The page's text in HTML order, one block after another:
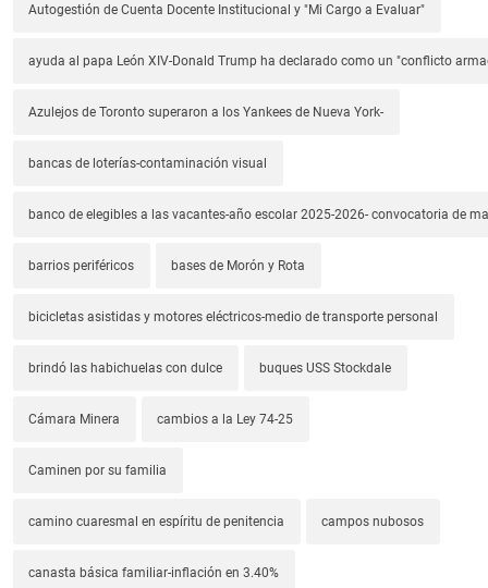
Autogestión de Cuenta Docente Institucional y "Mi Cargo a Evaluar"
ayuda al papa León XIV-Donald Trump ha declarado como un "conflicto
Azulejos de Toronto superaron a los Yankees de Nueva York-
bancas de loterías-contaminación visual
banco de elegibles a las vacantes-año escolar 2025-2026- convocatoria de
barrios periféricos bases de Morón y Rota
bicicletas asistidas y motores eléctricos-medio de transporte personal
brindó las habichuelas con dulce buques USS Stockdale
Cámara Minera cambios a la Ley 74-25
Caminen por su familia
camino cuaresmal en espíritu de penitencia campos nubosos
canasta básica familiar-inflación en 3.40%